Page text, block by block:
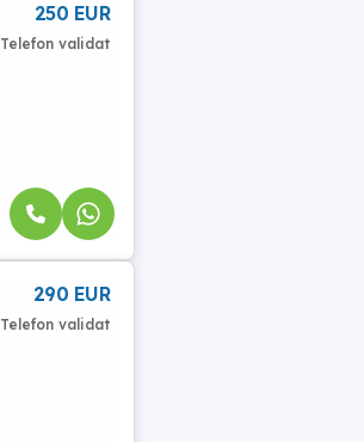
250 EUR
Telefon validat
290 EUR
Telefon validat